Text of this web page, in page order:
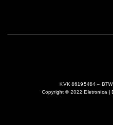
KVK 86195484 –
Copyright © 2022 Eletronica |